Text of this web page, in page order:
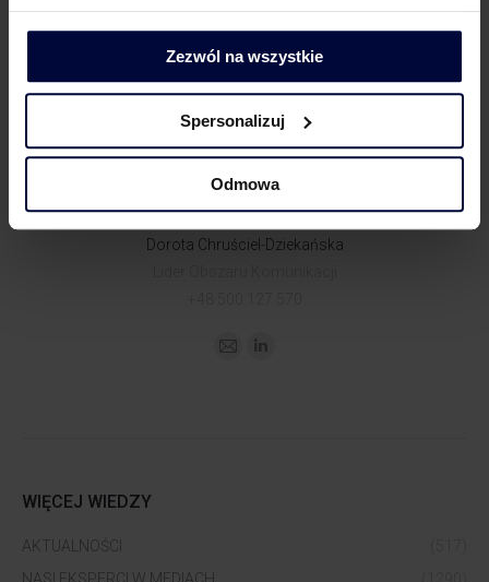
Zezwól na wszystkie
Spersonalizuj
Odmowa
KONTAKT DLA MEDIÓW
Dorota Chruściel-Dziekańska
WIĘCEJ WIEDZY
AKTUALNOŚCI